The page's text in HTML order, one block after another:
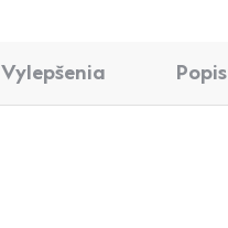
Vylepšenia Popis